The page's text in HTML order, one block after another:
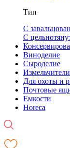
Тип
С
С
Виноделие
Сыроделие
Измельчители
Для охоты и
Почтовые
Емкости
Horeca